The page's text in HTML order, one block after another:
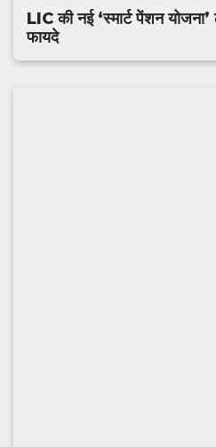
LIC की नई ‘स्मार्ट पेंशन
फायदे